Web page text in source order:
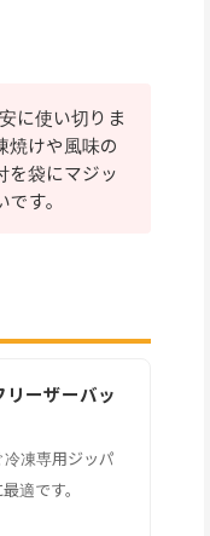
に使い切りま
焼けや風味の
を袋にマジッ
す。
ーザーバッ
凍専用ジッパ
適です。